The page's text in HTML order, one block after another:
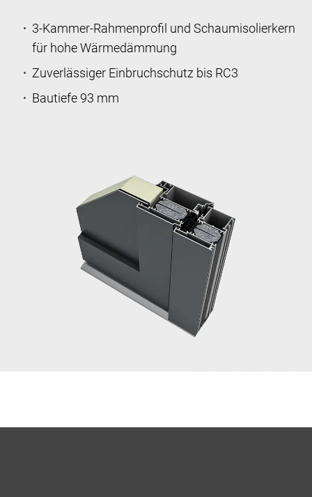
3-Kammer-Rahmenprofil und Schaumisolierkern
für hohe Wärmedämmung
Zuverlässiger Einbruchschutz bis RC3
Bautiefe 93 mm